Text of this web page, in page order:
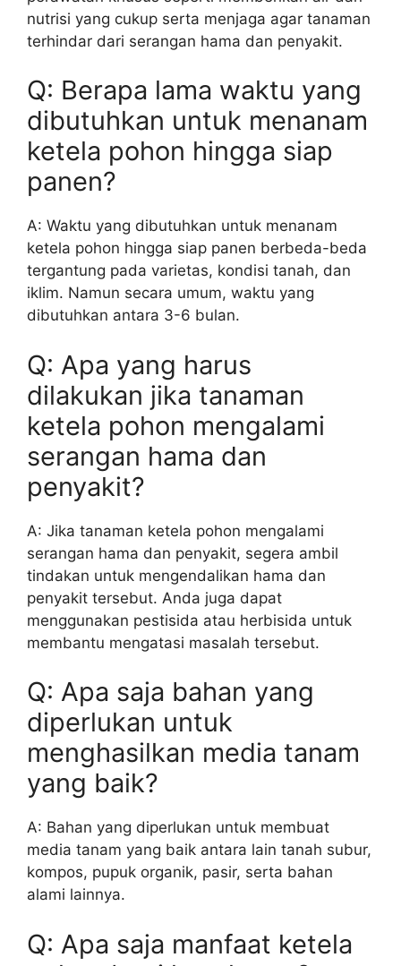
nutrisi yang cukup serta menjaga agar tanaman
terhindar dari serangan hama dan penyakit.
Q: Berapa lama waktu yang
dibutuhkan untuk menanam
ketela pohon hingga siap
panen?
A: Waktu yang dibutuhkan untuk menanam
ketela pohon hingga siap panen berbeda-beda
tergantung pada varietas, kondisi tanah, dan
iklim. Namun secara umum, waktu yang
dibutuhkan antara 3-6 bulan.
Q: Apa yang harus
dilakukan jika tanaman
ketela pohon mengalami
serangan hama dan
penyakit?
A: Jika tanaman ketela pohon mengalami
serangan hama dan penyakit, segera ambil
tindakan untuk mengendalikan hama dan
penyakit tersebut. Anda juga dapat
menggunakan pestisida atau herbisida untuk
membantu mengatasi masalah tersebut.
Q: Apa saja bahan yang
diperlukan untuk
menghasilkan media tanam
yang baik?
A: Bahan yang diperlukan untuk membuat
media tanam yang baik antara lain tanah subur,
kompos, pupuk organik, pasir, serta bahan
alami lainnya.
Q: Apa saja manfaat ketela